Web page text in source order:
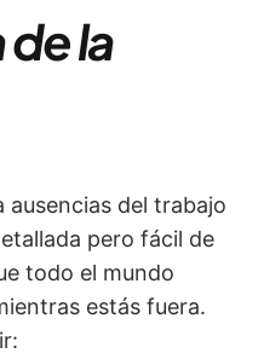
la
ausencias del trabajo
pero fácil de
todo el mundo
estás fuera.